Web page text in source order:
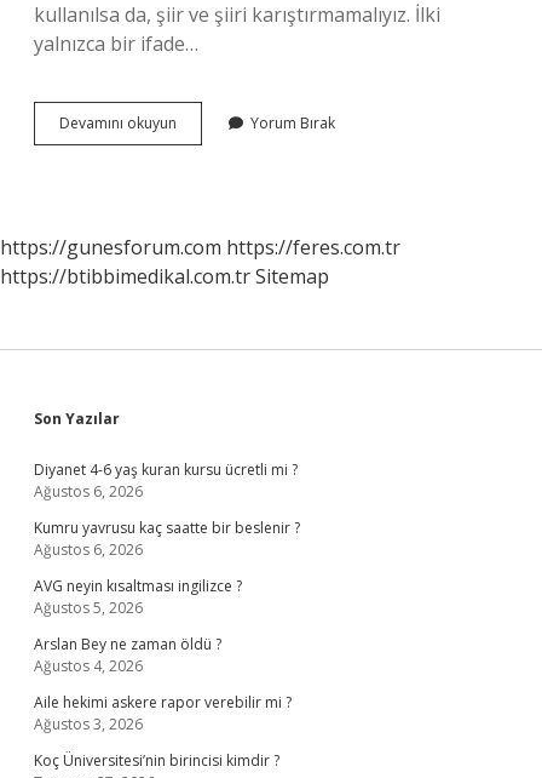
kullanılsa da, şiir ve şiiri karıştırmamalıyız. İlki
yalnızca bir ifade…
Devamını okuyun
Şiir
Yorum Bırak
https://gunesforum.com https://feres.com.tr
https://btibbimedikal.com.trSitemap
Sidebar
Son Yazılar
Diyanet 4-6 yaş kuran kursu ücretli mi ?
Ağustos 6, 2026
Kumru yavrusu kaç saatte bir beslenir ?
Ağustos 6, 2026
AVG neyin kısaltması ingilizce ?
Ağustos 5, 2026
Arslan Bey ne zaman öldü ?
Ağustos 4, 2026
Aile hekimi askere rapor verebilir mi ?
Ağustos 3, 2026
Koç Üniversitesi’nin birincisi kimdir ?